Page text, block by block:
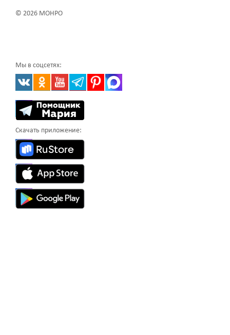
© 2026 МОНРО
Мы в соцсетях:
Скачать приложение: